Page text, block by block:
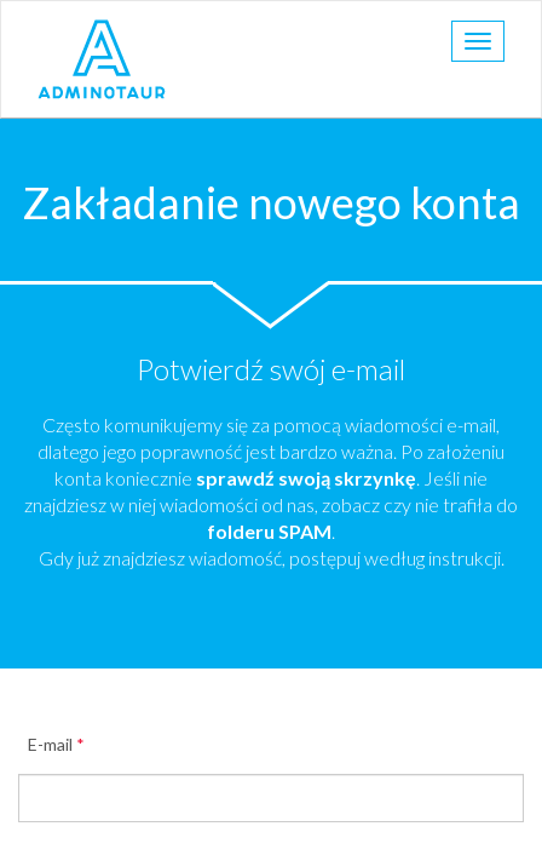
Zakładanie nowego konta
Potwierdź swój e-mail
Często komunikujemy się za pomocą wiadomości e-mail,
dlatego jego poprawność jest bardzo ważna. Po założeniu
konta koniecznie sprawdź swoją skrzynkę. Jeśli nie
znajdziesz w niej wiadomości od nas, zobacz czy nie trafiła do
folderu SPAM.
Gdy już znajdziesz wiadomość, postępuj według instrukcji.
E-mail *